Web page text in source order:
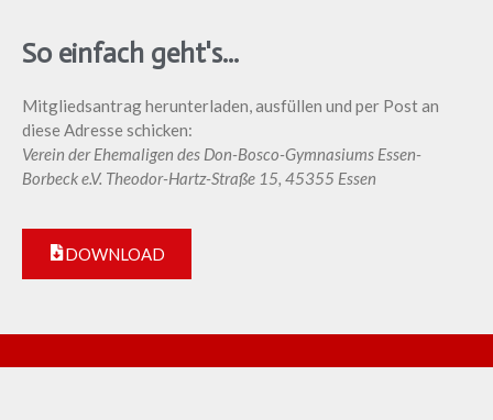
So einfach geht's...
Mitgliedsantrag herunterladen, ausfüllen und per Post an
diese Adresse schicken:
Verein der Ehemaligen des Don-Bosco-Gymnasiums Essen-
Borbeck e.V. Theodor-Hartz-Straße 15, 45355 Essen
DOWNLOAD